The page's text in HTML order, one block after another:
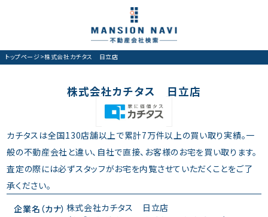
トップページ>株式会社カチタス 日立店
株式会社カチタス 日立店
カチタスは全国130店舗以上で累計7万件以上の買い取り実績。一
般の不動産会社と違い、自社で直接、お客様のお宅を買い取ります。
査定の際には必ずスタッフがお宅を内覧させていただくことをご了
承ください。
企業名（カナ） 株式会社カチタス 日立店